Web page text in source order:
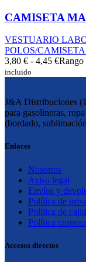
CAMISETA
VESTUARIO
POLOS/
3,80 € - 4,45 €Rango
incluido
J&A Distribuciones
para gasolineras,
(bordado,
Enlaces
Nosotros
Aviso legal
Envíos y
Política de
Política de
Política
Accesos directos